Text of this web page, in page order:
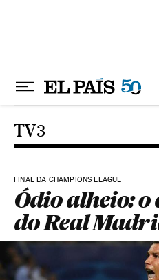
TV3
FINAL DA CHAMPIONS LEAGUE
Ódio alheio:
do Real